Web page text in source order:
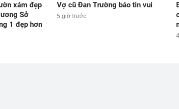
xám đẹp
Sở
1 đẹp hơn
Vợ cũ Đan Trường báo tin vui
5 giờ trước